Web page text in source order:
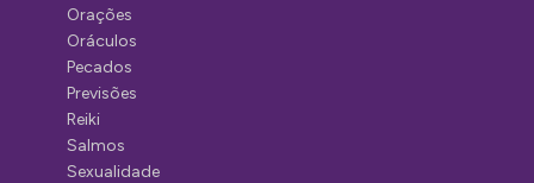
Orações
Oráculos
Pecados
Previsões
Reiki
Salmos
Sexualidade